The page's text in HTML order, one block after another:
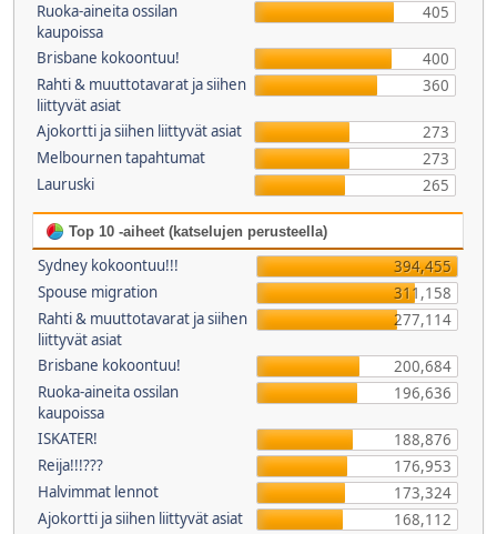
Ruoka-aineita ossilan
kaupoissa
405
Brisbane kokoontuu!
400
Rahti & muuttotavarat ja siihen
liittyvät asiat
360
Ajokortti ja siihen liittyvät asiat
273
Melbournen tapahtumat
273
Lauruski
265
Top 10 -aiheet (katselujen perusteella)
Sydney kokoontuu!!!
394,455
Spouse migration
311,158
Rahti & muuttotavarat ja siihen
liittyvät asiat
277,114
Brisbane kokoontuu!
200,684
Ruoka-aineita ossilan
kaupoissa
196,636
ISKATER!
188,876
Reija!!!???
176,953
Halvimmat lennot
173,324
Ajokortti ja siihen liittyvät asiat
168,112